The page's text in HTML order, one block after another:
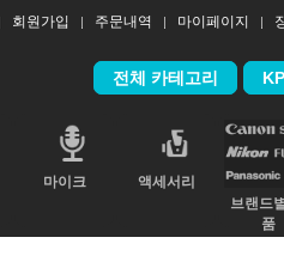
회원가입 주문내역 마이페이지
전체 카테고리
마이크
액세서리
브랜드
품